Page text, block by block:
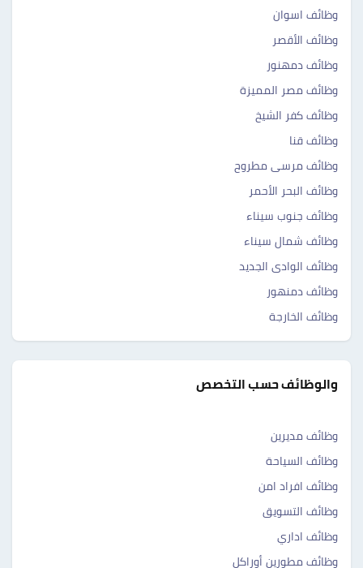
وظائف اسوان
وظائف الأقصر
وظائف دمهنور
وظائف مصر المميزة
وظائف كفر الشيخ
وظائف قنا
وظائف مرسى مطروح
وظائف البحر الأحمر
وظائف جنوب سيناء
وظائف شمال سيناء
وظائف الوادى الجديد
وظائف دمنهور
وظائف الخارجة
والوظائف حسب التخصص
وظائف مديرين
وظائف السياحة
وظائف افراد امن
وظائف التسويق
وظائف اداري
وظائف مطورين أوراكل